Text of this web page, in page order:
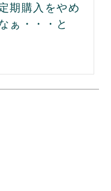
期購入をやめ
ぁ・・・と